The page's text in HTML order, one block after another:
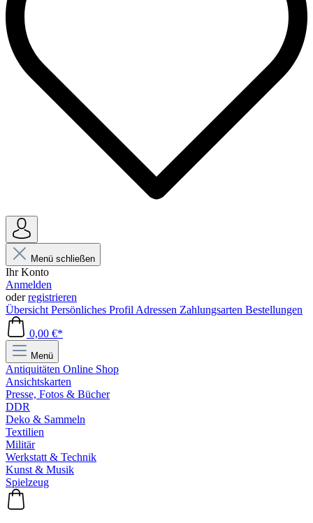
Menü schließen
Ihr Konto
Anmelden
oderregistrieren
Übersicht Persönliches Profil Adressen Zahlungsarten Bestellungen
0,00 €*
Menü
Antiquitäten Online Shop
Ansichtskarten
Presse, Fotos & Bücher
DDR
Deko & Sammeln
Textilien
Militär
Werkstatt & Technik
Kunst & Musik
Spielzeug